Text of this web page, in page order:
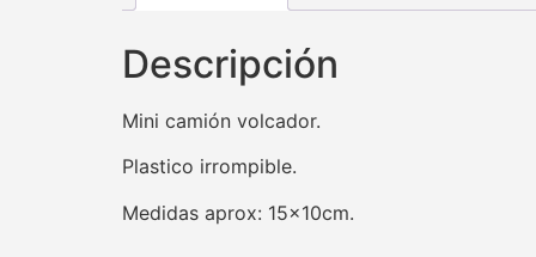
Descripción
Mini camión volcador.
Plastico irrompible.
Medidas aprox: 15x10cm.